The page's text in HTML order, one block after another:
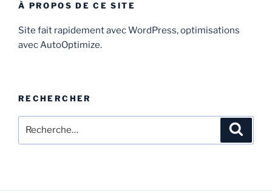
À PROPOS DE CE SITE
Site fait rapidement avec WordPress, optimisations
avec AutoOptimize.
RECHERCHER
pour